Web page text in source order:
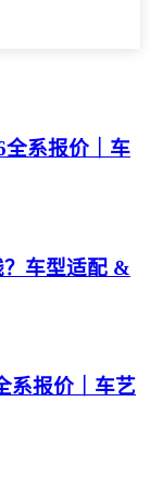
全系报价｜车
车型适配 &
系报价｜车艺